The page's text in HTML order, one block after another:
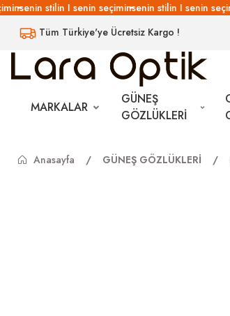
senin stilin I senin seçiminsenin stilin I senin
Tüm Türkiye'ye Ücretsiz Kargo !
MARKALAR
GÜNEŞ
GÖZLÜKLERİ
Anasayfa GÜNEŞ GÖZLÜKLERİ